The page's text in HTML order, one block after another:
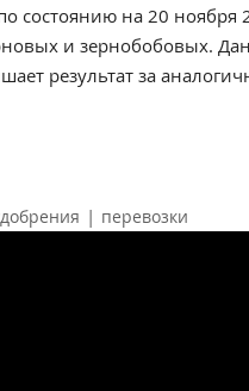
состоянию на 20 ноября
и зернобобовых.
результат за
| перевозки